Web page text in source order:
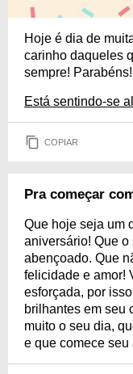
Hoje é dia de
carinho daqueles
sempre! Parabéns!
Está sentindo-se
COPIAR
Pra começar
Que hoje seja um
aniversário! Que
abençoado. Que
felicidade e amor!
esforçada, por
brilhantes em seu
muito o seu dia,
e que comece seu